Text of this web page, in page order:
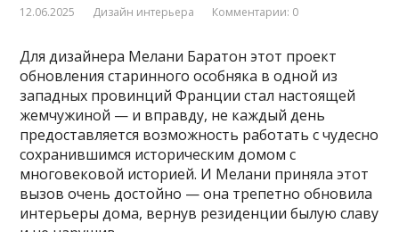
12.06.2025 Дизайн интерьера Комментарии: 0
Для дизайнера Мелани Баратон этот проект
обновления старинного особняка в одной из
западных провинций Франции стал настоящей
жемчужиной — и вправду, не каждый день
предоставляется возможность работать с чудесно
сохранившимся историческим домом с
многовековой историей. И Мелани приняла этот
вызов очень достойно — она трепетно обновила
интерьеры дома, вернув резиденции былую славу